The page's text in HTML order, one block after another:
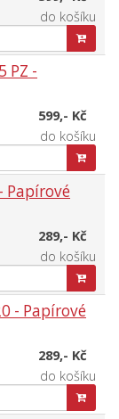
do košíku
PZ -
599,- Kč
do košíku
Papírové
289,- Kč
do košíku
- Papírové
289,- Kč
do košíku